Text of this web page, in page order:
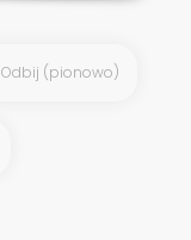
Odbij (pionowo)